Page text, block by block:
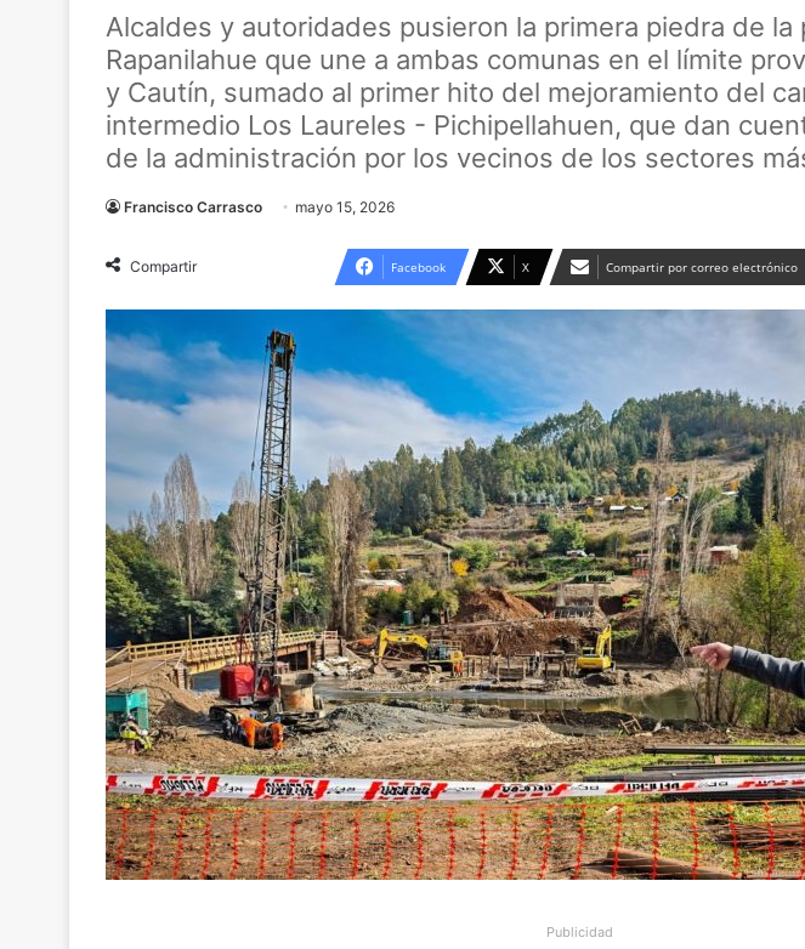
Alcaldes y autoridades pusieron la primera piedra de la
Rapanilahue que une a ambas comunas en el límite
y Cautín, sumado al primer hito del mejoramiento del
intermedio Los Laureles - Pichipellahuen, que dan
de la administración por los vecinos de los sectores
Francisco Carrasco mayo 15, 2026
Compartir Facebook X Compartir por correo electrónico
Publicidad